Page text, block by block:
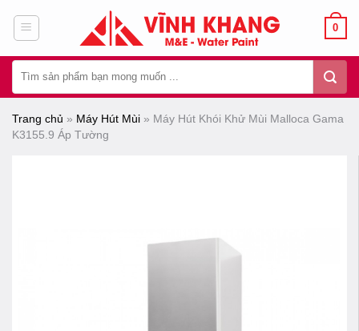
dung
0
kiếm:
Trang chủ » Máy Hút Mùi » Máy Hút Khói Khử Mùi Malloca Gama
K3155.9 Áp Tường